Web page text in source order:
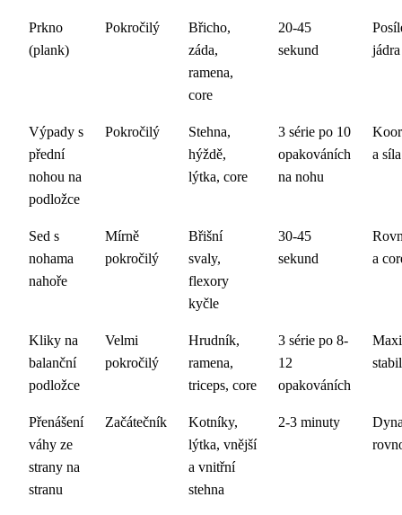
Prkno
(plank)
Pokročilý
Břicho,
záda,
ramena,
core
20-45
sekund
Výpady s
přední
nohou na
podložce
Pokročilý
Stehna,
hýždě,
lýtka, core
3 série po 10
opakováních
na nohu
a síla
Sed s
nohama
nahoře
Mírně
pokročilý
Břišní
svaly,
flexory
kyčle
30-45
sekund
a
Kliky na
balanční
podložce
Velmi
pokročilý
Hrudník,
ramena,
triceps, core
3 série po 8-
12
opakováních
Přenášení
váhy ze
strany na
stranu
Začátečník
Kotníky,
lýtka, vnější
a vnitřní
stehna
2-3 minuty